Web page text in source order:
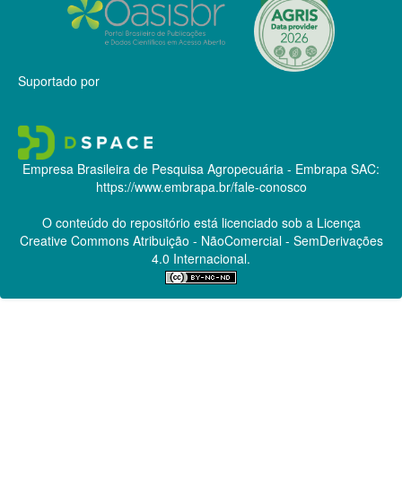
Suportado por
Empresa Brasileira de Pesquisa Agropecuária - Embrapa SAC:
https://www.embrapa.br/fale-conosco
O conteúdo do repositório está licenciado sob a Licença
Creative CommonsAtribuição - NãoComercial - SemDerivações
4.0 Internacional.